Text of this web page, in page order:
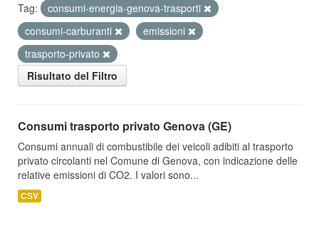
Tag:
consumi-energia-genova-trasporti
consumi-carburanti
emissioni
trasporto-privato
Risultato del Filtro
Consumi trasporto privato Genova (GE)
Consumi annuali di combustibile dei veicoli adibiti al trasporto
privato circolanti nel Comune di Genova, con indicazione delle
relative emissioni di CO2. I valori sono...
CSV